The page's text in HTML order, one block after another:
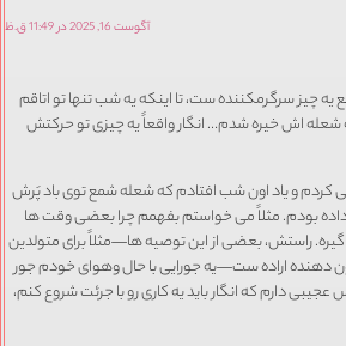
آگوست 16, 2025 در 11:49 ق.ظ
چیز سرگرمکننده ست، تا اینکه یه شب تنها تو اتاقم
اش خیره شدم… انگار واقعاً یه چیزی تو حرکتش
کردم و یاد اون شب افتادم که شعله شمع توی باد پَرش
بودم. مثلاً می خواستم بفهمم چرا بعضی وقت ها
راستش، بعضی از این توصیه ها—مثلاً برای متولدین
دهنده اراده ست—یه جورایی با حال وهوای خودم جور
دارم که انگار باید یه کاری رو با جرئت شروع کنم،